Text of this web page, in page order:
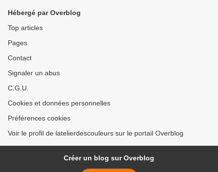
Hébergé par Overblog
Top articles
Pages
Contact
Signaler un abus
C.G.U.
Cookies et données personnelles
Préférences cookies
Voir le profil de latelierdescouleurs sur le portail Overblog
Créer un blog sur Overblog